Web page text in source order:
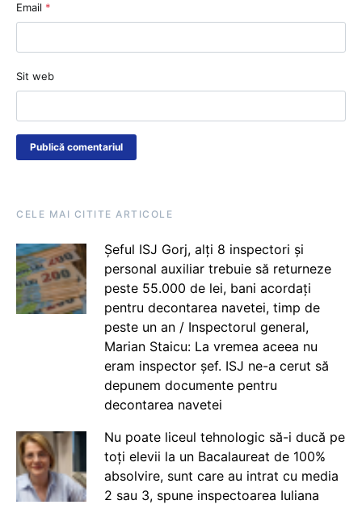
Email *
Sit web
CELE MAI CITITE ARTICOLE
Șeful ISJ Gorj, alți 8 inspectori și
personal auxiliar trebuie să returneze
peste 55.000 de lei, bani acordați
pentru decontarea navetei, timp de
peste un an / Inspectorul general,
Marian Staicu: La vremea aceea nu
eram inspector șef. ISJ ne-a cerut să
depunem documente pentru
decontarea navetei
Nu poate liceul tehnologic să-i ducă pe
toți elevii la un Bacalaureat de 100%
absolvire, sunt care au intrat cu media
2 sau 3, spune inspectoarea Iuliana